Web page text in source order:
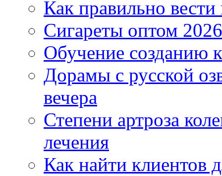
Как правильно
Сигареты оптом
Обучение созданию
Дорамы с русской
вечера
Степени артроза
лечения
Как найти клиентов